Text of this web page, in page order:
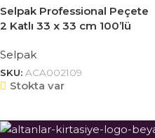
Selpak Professional Peçete
2 Katlı 33 x 33 cm 100’lü
Selpak
SKU: ACA002109
Stokta var